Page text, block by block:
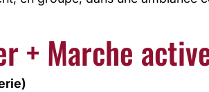
+ Marche